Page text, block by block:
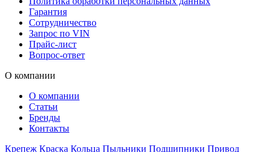
Гарантия
Сотрудничество
Запрос по VIN
Прайс-лист
Вопрос-ответ
О компании
О компании
Статьи
Бренды
Контакты
Крепеж Краска Кольца Пыльники Подшипники Привод